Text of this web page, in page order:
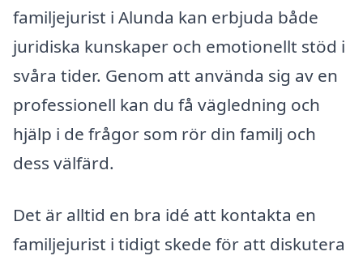
familjejurist i Alunda kan erbjuda både
juridiska kunskaper och emotionellt stöd i
svåra tider. Genom att använda sig av en
professionell kan du få vägledning och
hjälp i de frågor som rör din familj och
dess välfärd.
Det är alltid en bra idé att kontakta en
familjejurist i tidigt skede för att diskutera